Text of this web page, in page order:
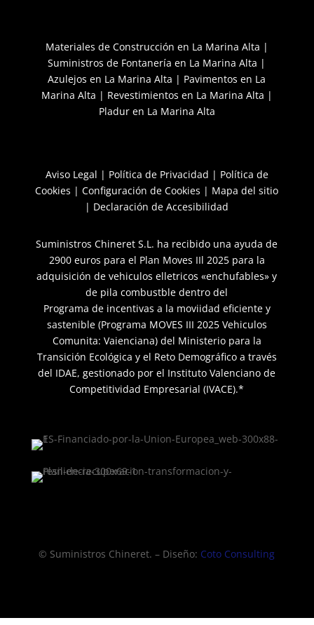
a
g
r
a
m
r
Materiales de Construcción en La Marina Alta |
Suministros de Fontanería en La Marina Alta |
Azulejos en La Marina Alta | Pavimentos en La
Marina Alta | Revestimientos en La Marina Alta |
Pladur en La Marina Alta
Aviso Legal | Política de Privacidad | Política de
Cookies |Configuración de Cookies | Mapa del sitio
| Declaración de Accesibilidad
Suministros Chineret S.L. ha recibido una ayuda de
2900 euros para el Plan Moves IIl 2025 para la
adquisición de vehiculos elletricos «enchufables» y
de pila combustble dentro del
Programa de incentivas a la moviidad eficiente y
sastenible (Programa MOVES III 2025 Vehiculos
Comunita: Vaienciana) del Ministerio para la
Transición Ecológica y el Reto Demográfico a través
del IDAE, gestionado por el Instituto Valenciano de
Competitividad Empresarial (IVACE).*
© Suministros Chineret. – Diseño: Coto Consulting